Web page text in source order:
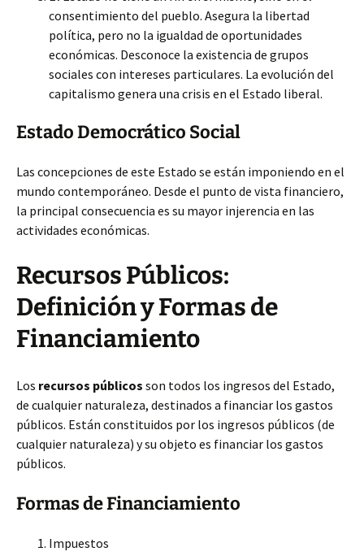
consentimiento del pueblo. Asegura la libertad
política, pero no la igualdad de oportunidades
económicas. Desconoce la existencia de grupos
sociales con intereses particulares. La evolución del
capitalismo genera una crisis en el Estado liberal.
Estado Democrático Social
Las concepciones de este Estado se están imponiendo en el
mundo contemporáneo. Desde el punto de vista financiero,
la principal consecuencia es su mayor injerencia en las
actividades económicas.
Recursos Públicos:
Definición y Formas de
Financiamiento
Los recursos públicos son todos los ingresos del Estado,
de cualquier naturaleza, destinados a financiar los gastos
públicos. Están constituidos por los ingresos públicos (de
cualquier naturaleza) y su objeto es financiar los gastos
públicos.
Formas de Financiamiento
Impuestos